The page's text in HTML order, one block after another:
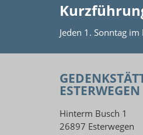
Jeden 1. Sonntag
ESTERWEGEN
Hinterm Busch 1
26897 Esterwegen